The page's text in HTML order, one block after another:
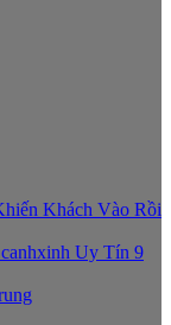
Khách Vào Rồi
Uy Tín 9